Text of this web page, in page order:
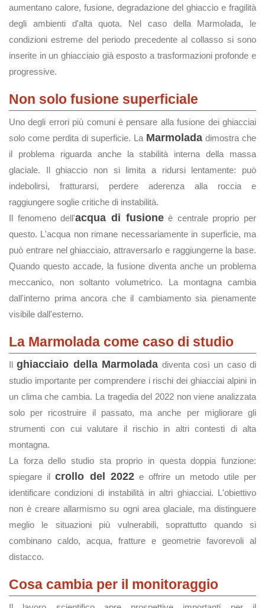
aumentano calore, fusione, degradazione del ghiaccio e fragilità
degli ambienti d'alta quota. Nel caso della Marmolada, le
condizioni estreme del periodo precedente al collasso si sono
inserite in un ghiacciaio già esposto a trasformazioni profonde e
progressive.
Non solo fusione superficiale
Uno degli errori più comuni è pensare alla fusione dei ghiacciai
solo come perdita di superficie. La Marmolada dimostra che
il problema riguarda anche la stabilità interna della massa
glaciale. Il ghiaccio non si limita a ridursi lentamente: può
indebolirsi, fratturarsi, perdere aderenza alla roccia e
raggiungere soglie critiche di instabilità.
Il fenomeno dell'acqua di fusioneè centrale proprio per
questo. L'acqua non rimane necessariamente in superficie, ma
può entrare nel ghiacciaio, attraversarlo e raggiungerne la base.
Quando questo accade, la fusione diventa anche un problema
meccanico, non soltanto volumetrico. La montagna cambia
dall'interno prima ancora che il cambiamento sia pienamente
visibile dall'esterno.
La Marmolada come caso di studio
Ilghiacciaio della Marmolada diventa così un caso di
studio importante per comprendere i rischi dei ghiacciai alpini in
un clima che cambia. La tragedia del 2022 non viene analizzata
solo per ricostruire il passato, ma anche per migliorare gli
strumenti con cui valutare il rischio in altri contesti di alta
montagna.
La forza dello studio sta proprio in questa doppia funzione:
spiegare ilcrollo del 2022e offrire un metodo utile per
identificare condizioni di instabilità in altri ghiacciai. L'obiettivo
non è creare allarmismo su ogni area glaciale, ma distinguere
meglio le situazioni più vulnerabili, soprattutto quando si
combinano caldo, acqua, fratture e geometrie favorevoli al
distacco.
Cosa cambia per il monitoraggio